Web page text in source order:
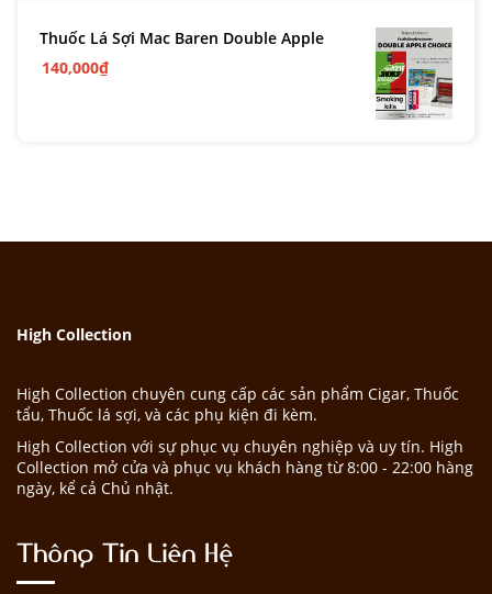
Thuốc Lá Sợi Mac Baren Double Apple
140,000₫
High Collection
High Collection chuyên cung cấp các sản phẩm Cigar, Thuốc
tẩu, Thuốc lá sợi, và các phụ kiện đi kèm.
High Collection với sự phục vụ chuyên nghiệp và uy tín. High
Collection mở cửa và phục vụ khách hàng từ 8:00 - 22:00 hàng
ngày, kể cả Chủ nhật.
Thông Tin Liên Hệ